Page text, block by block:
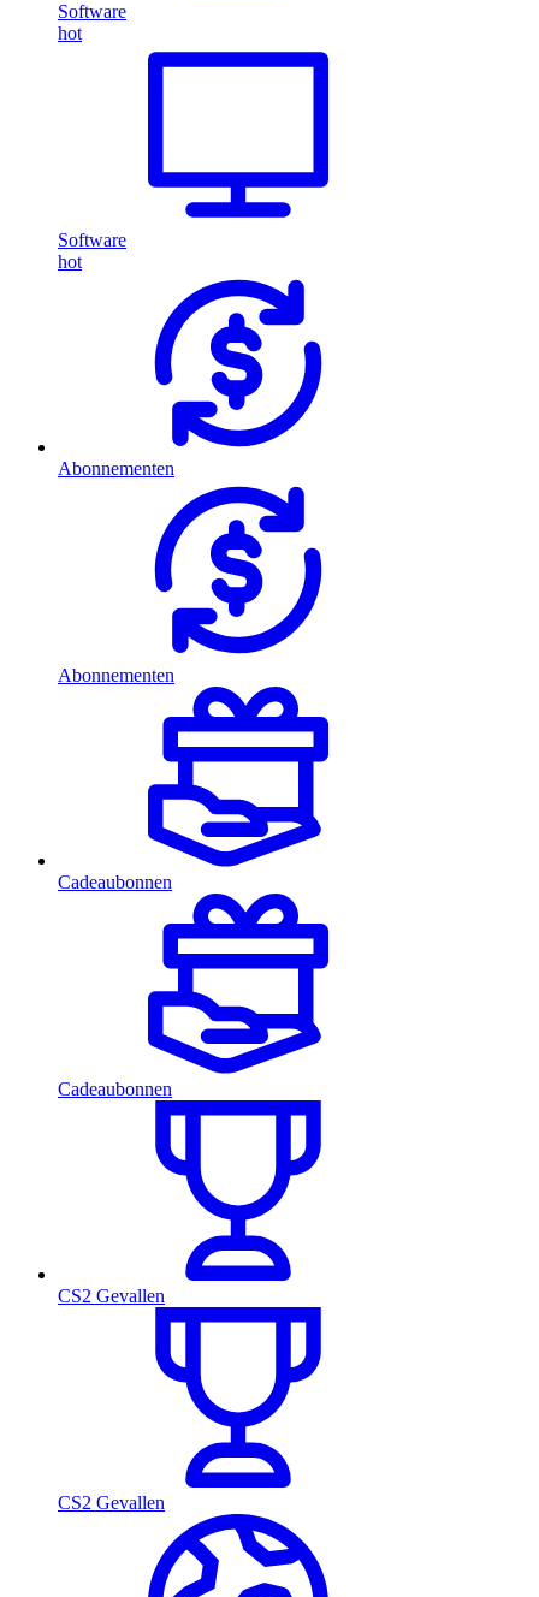
Software
hot
Software
hot
Abonnementen
Abonnementen
Cadeaubonnen
Cadeaubonnen
CS2 Gevallen
CS2 Gevallen